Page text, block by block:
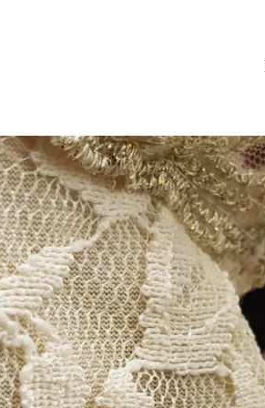
vi gör
vi
till arbete
Second hand
Våra butiker
Gåvoinlämning
Remake